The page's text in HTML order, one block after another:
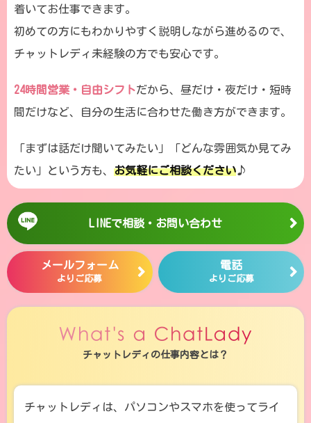
着いてお仕事できます。
初めての方にもわかりやすく説明しながら進めるので、
チャットレディ未経験の方でも安心です。
24時間営業・自由シフトだから、昼だけ・夜だけ・短時
間だけなど、自分の生活に合わせた働き方ができます。
「まずは話だけ聞いてみたい」「どんな雰囲気か見てみ
たい」という方も、 お気軽にご相談ください♪
LINEで相談・お問い合わせ
メールフォーム
よりご応募
電話
よりご応募
チャットレディの仕事内容とは？
チャットレディは、パソコンやスマホを使ってライ